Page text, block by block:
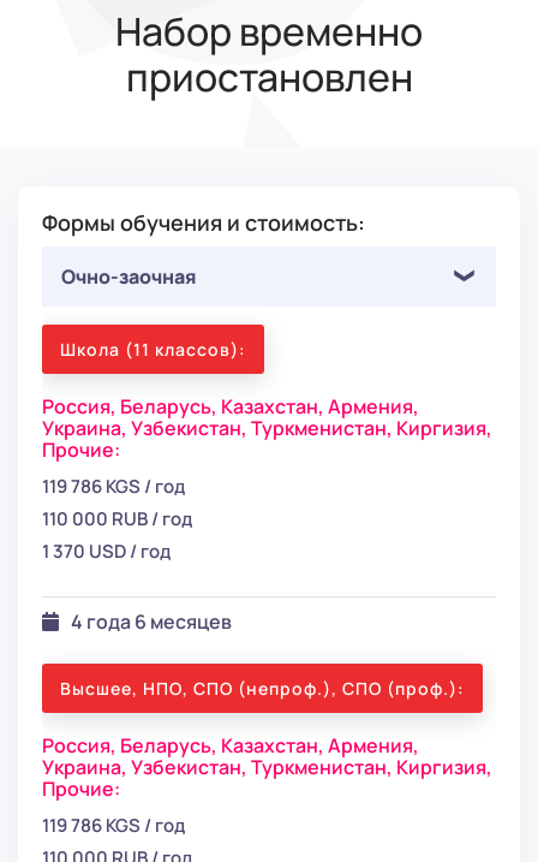
Набор временно
приостановлен
Формы обучения и стоимость:
Очно-заочная
Школа (11 классов):
Россия, Беларусь, Казахстан, Армения,
Украина, Узбекистан, Туркменистан, Киргизия,
Прочие:
119 786 KGS / год
110 000 RUB / год
1 370 USD / год
4 года 6 месяцев
Высшее, НПО, СПО (непроф.), СПО (проф.):
Россия, Беларусь, Казахстан, Армения,
Украина, Узбекистан, Туркменистан, Киргизия,
Прочие:
119 786 KGS / год